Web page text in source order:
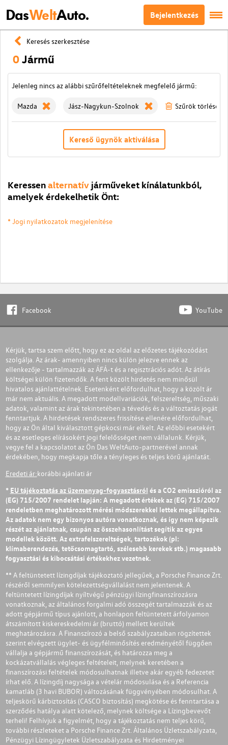
DasWeltAuto. Bejelentkezés
Keresés szerkesztése
0Jármű
Jelenleg nincs az alábbi szűrőfeltételeknek megfelelő jármű:
Mazda Jász-Nagykun-Szolnok Szűrök törlése
Kereső ügynök aktiválása
Keressenalternatív járműveket kínálatunkból,
amelyek érdekelhetik Önt:
* Jogi nyilatkozatok megjelenítése
Facebook YouTube
Kérjük, tartsa szem előtt, hogy ez az oldal az előzetes tájékozódást
szolgálja. Az árak- amennyiben nincs külön jelezve ennek az
ellenkezője - tartalmazzák az ÁFÁ-t és a regisztrációs adót. Az átírás
költségei külön fizetendők. A fent közölt hirdetés nem minősül
hivatalos ajánlattételnek. Esetenként előfordulhat, hogy a közölt ár
már nem aktuális. A megadott modellvariációk, felszereltség, műszaki
adatok, valamint az árak tekintetében a tévedés és a változtatás jogát
fenntartjuk. A hirdetések rendszeres frissítése ellenére előfordulhat,
hogy az Ön által kiválasztott gépkocsi már elkelt. Az előbbi esetekért
és az esetleges elírásokért jogi felelősséget nem vállalunk. Kérjük,
vegye fel a kapcsolatot az Ön Das WeltAuto-partnerével annak
érdekében, hogy megkapja tőle a tényleges és teljes körű ajánlatát.
Eredeti ár:korábbi ajánlati ár
* EU tájékoztatás az üzemanyag-fogyasztásról és a CO2 emisszióról az
(EG) 715/2007 rendelet lapján: A megadott értékek az (EG) 715/2007
rendeletben meghatározott mérési módszerekkel lettek megállapítva.
Az adatok nem egy bizonyos autóra vonatkoznak, és így nem képezik
részét az ajánlatnak, csupán az összehasonlítást segítik az egyes
modellek között. Az extrafelszereltségek, tartozékok (pl:
klímaberendezés, tetőcsomagtartó, szélesebb kerekek stb.) magasabb
fogyasztási és kibocsátási értékekhez vezetnek.
** A feltüntetett lízingdíjak tájékoztató jellegűek, a Porsche Finance Zrt.
részéről semmilyen kötelezettségvállalást nem jelentenek. A
feltüntetett lízingdíjak nyíltvégű pénzügyi lízingfinanszírozásra
vonatkoznak, az általános forgalmi adó összegét tartalmazzák és az
adott gépjármű típus ajánlott, a honlapon feltüntetett árfolyamon
átszámított kiskereskedelmi ár (bruttó) mellett kerültek
meghatározásra. A Finanszírozó a belső szabályzataiban rögzítettek
szerint elvégzett ügylet- és ügyfélminősítés eredményétől függően
vállalja a gépjármű finanszírozását, és határozza meg a
kockázatvállalás végleges feltételeit, melynek keretében a
finanszírozási feltételek módosulhatnak illetve akár egyéb fedezetet
írhat elő. A lízingdíj nagysága a vételár módosulása és a Referencia
kamatláb (3 havi BUBOR) változásának függvényében módosulhat. A
teljeskörű kárbiztosítás (CASCO biztosítás) megkötése és fenntartása a
szerződés hatálya alatt kötelező, melynek költsége a Lízingbevevőt
terheli! Felhívjuk a figyelmét, hogy a tájékoztatás nem teljes körű,
további részleteket a Porsche Finance Zrt. Általános Üzletszabályzata,
Pénzügyi Lízingügyletek Üzletszabályzata és Hirdetményei